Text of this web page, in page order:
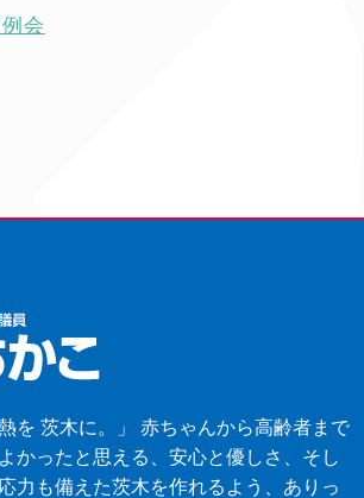
会
を 茨木に。」 赤ちゃんから高齢者まで
かったと思える、安心と優しさ、そし
力も備えた茨木を作れるよう、ありっ